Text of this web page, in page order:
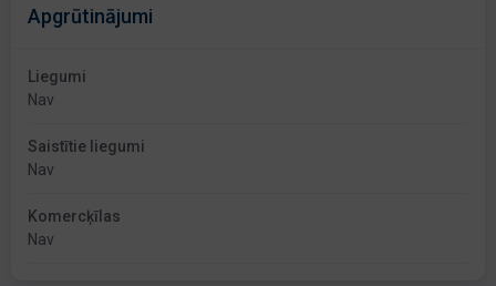
Apgrūtinājumi
Liegumi
Nav
Saistītie liegumi
Nav
Komercķīlas
Nav